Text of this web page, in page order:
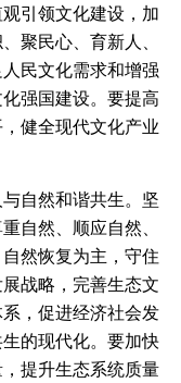
引领文化建设，加
聚民心、育新人、
民文化需求和增强
强国建设。要提高
健全现代文化产业
自然和谐共生。坚
自然、顺应自然、
然恢复为主，守住
战略，完善生态文
，促进经济社会发
的现代化。要加快
提升生态系统质量